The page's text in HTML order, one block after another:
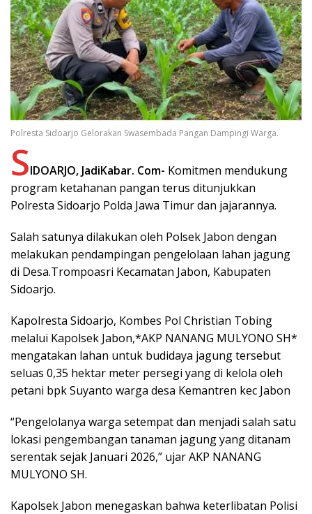
Polresta Sidoarjo Gelorakan Swasembada Pangan Dampingi Warga.
SIDOARJO, JadiKabar. Com- Komitmen mendukung
program ketahanan pangan terus ditunjukkan
Polresta Sidoarjo Polda Jawa Timur dan jajarannya.
Salah satunya dilakukan oleh Polsek Jabon dengan
melakukan pendampingan pengelolaan lahan jagung
di Desa.Trompoasri Kecamatan Jabon, Kabupaten
Sidoarjo.
Kapolresta Sidoarjo, Kombes Pol Christian Tobing
melalui Kapolsek Jabon,*AKP NANANG MULYONO SH*
mengatakan lahan untuk budidaya jagung tersebut
seluas 0,35 hektar meter persegi yang di kelola oleh
petani bpk Suyanto warga desa Kemantren kec Jabon
“Pengelolanya warga setempat dan menjadi salah satu
lokasi pengembangan tanaman jagung yang ditanam
serentak sejak Januari 2026,” ujar AKP NANANG
MULYONO SH.
Kapolsek Jabon menegaskan bahwa keterlibatan Polisi